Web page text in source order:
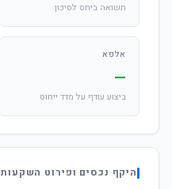
תשואה ביחס לסיכון
אלפא
—
ביצוע עודף על מדד ייחוס
היקף נכסים ופירוט השקעות